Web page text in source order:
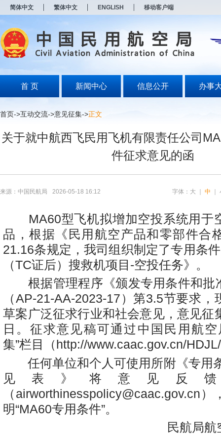
简体中文 繁体中文 ENGLISH 移动客户端
首 页 新闻中心 信息公开 办事
首页->互动交流->意见征集->正文
关于就中航西飞民用飞机有限责任公司
件征求意见的函
来源：中国民航局 2026-05-18 16:12 字体： 大 中
MA60型飞机拟增加空投系统用于
品，根据《民用航空产品和零部件合
21.16条规定，我司组织制定了专用条
（TC证后）搜救机项目-空投任务》。
根据管理程序《颁发专用条件和批
（AP-21-AA-2023-17）第3.5节要求
草案广泛征求行业和社会意见，意见征
日。征求意见稿可通过中国民用航空
集”栏目（http://www.caac.gov.cn/
任何单位和个人可使用所附《专用
见表》将意见反
（airworthinesspolicy@caac.gov.cn）
明“MA60专用条件”。
民航局航
打
开
无
障
说
按
Alt
波
浪
盲